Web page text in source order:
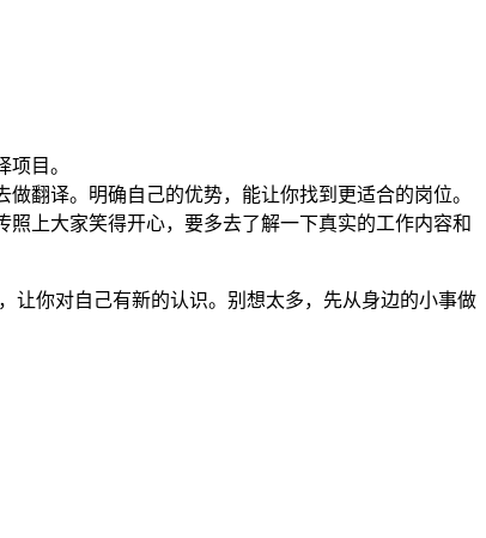
目。
翻译。明确自己的优势，能让你找到更适合的岗位。
上大家笑得开心，要多去了解一下真实的工作内容和
让你对自己有新的认识。别想太多，先从身边的小事做